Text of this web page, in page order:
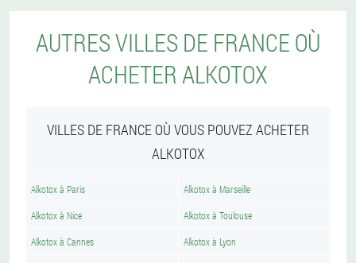
AUTRES VILLES DE FRANCE OÙ
ACHETER ALKOTOX
VILLES DE FRANCE OÙ VOUS POUVEZ ACHETER
ALKOTOX
Alkotox à Paris Alkotox à Marseille
Alkotox à Nice Alkotox à Toulouse
Alkotox à Cannes Alkotox à Lyon